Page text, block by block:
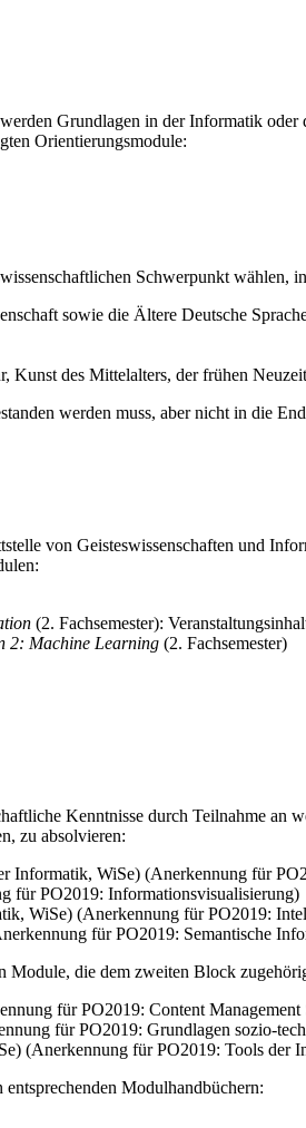
Grundlagen in der Informatik
Orientierungsmodule:
Schwerpunkt wählen,
sowie die Ältere Deutsche
des Mittelalters, der frühen
werden muss, aber nicht in die
von Geisteswissenschaften und
(2. Fachsemester):
2: Machine Learning (2. Fachsemester)
Kenntnisse durch Teilnahme an
zu absolvieren:
Informatik, WiSe) (Anerkennung für
für PO2019: Informationsvisualisierung)
WiSe) (Anerkennung für PO2019:
für PO2019: Semantische
die dem zweiten Block
für PO2019: Content Management
für PO2019: Grundlagen sozio-
(Anerkennung für PO2019: Tools der
Modulhandbüchern: